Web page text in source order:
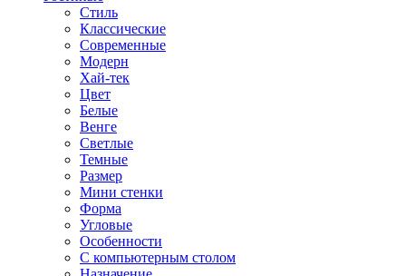
Стиль
Классические
Современные
Модерн
Хай-тек
Цвет
Белые
Венге
Светлые
Темные
Размер
Мини стенки
Форма
Угловые
Особенности
С компьютерным столом